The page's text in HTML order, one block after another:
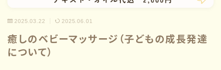
2025.03.22 2025.06.01
癒しのベビーマッサージ（子どもの成長発達
について）